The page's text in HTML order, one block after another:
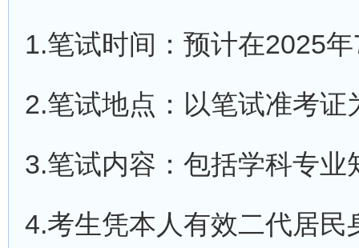
1.笔试时间：预计在2025
2.笔试地点：以笔试准考证
3.笔试内容：包括学科专
4.考生凭本人有效二代居